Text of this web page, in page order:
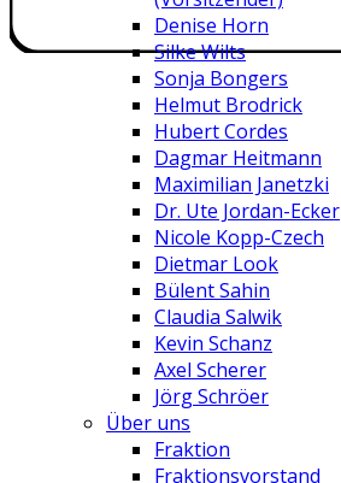
Denise Horn
Silke Wilts
Sonja Bongers
Helmut Brodrick
Hubert Cordes
Dagmar Heitmann
Maximilian Janetzki
Dr. Ute Jordan-Ecker
Nicole Kopp-Czech
Dietmar Look
Bülent Sahin
Claudia Salwik
Kevin Schanz
Axel Scherer
Jörg Schröer
Über uns
Fraktion
Fraktionsvorstand